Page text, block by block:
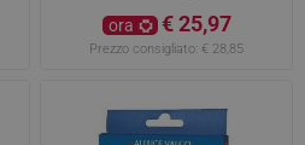
ora € 25,97
Prezzo consigliato: € 28,85